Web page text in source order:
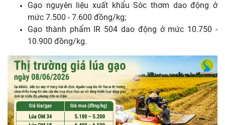
Gạo nguyên liệu xuất khẩu Sóc thơm dao động ở
mức 7.500 - 7.600 đồng/kg;
Gạo thành phẩm IR 504 dao động ở mức 10.750 -
10.900 đồng/kg.